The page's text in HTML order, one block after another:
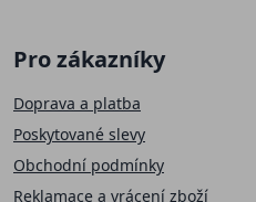
Pro zákazníky
Doprava a platba
Poskytované slevy
Obchodní podmínky
Reklamace a vrácení zboží